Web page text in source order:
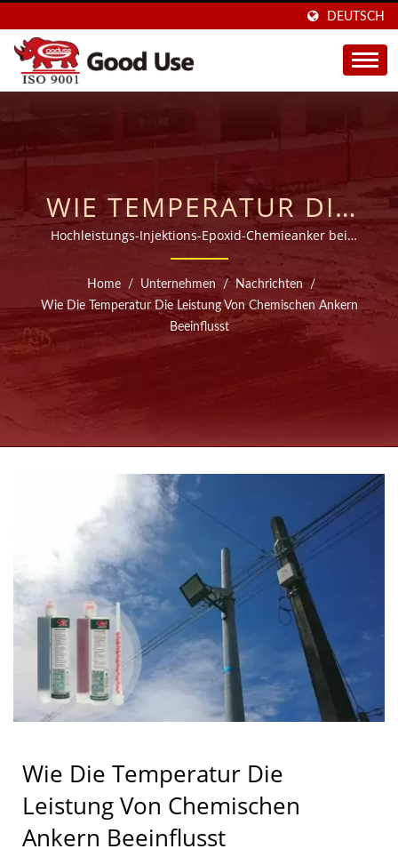
DEUTSCH
WIE TEMPERATUR DIE
LEISTUNG VON
CHEMISCHEN ANKERN
BEEINFLUSST | IN 40
LÄNDERN VERKAUFT,
HERSTELLER VON
INJIZIERBAREN
CHEMISCHEN ANKERN
SEIT 1997 | GOOD USE
Hochleistungs-Injektions-Epoxid-Chemieanker bei
hohen Temperaturen
Home / Unternehmen / Nachrichten
/
Wie Die Temperatur Die Leistung Von Chemischen Ankern
Beeinflusst
Wie Die Temperatur Die
Leistung Von Chemischen
Ankern Beeinflusst